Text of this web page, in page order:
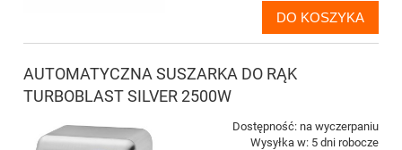
DO KOSZYKA
AUTOMATYCZNA SUSZARKA DO RĄK
TURBOBLAST SILVER 2500W
Dostępność: na wyczerpaniu
Wysyłka w: 5 dni robocze